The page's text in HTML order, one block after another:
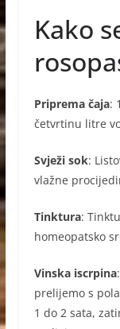
Kako
Priprema čaja:
četvrtinu litre
Svježi sok:
vlažne
Tinktura:
homeopatsko
Vinska iscrpina
prelijemo s
1 do 2 sata,